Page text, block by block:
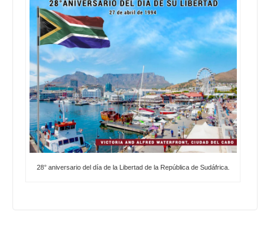
28° aniversario del día de la Libertad de la República de Sudáfrica.